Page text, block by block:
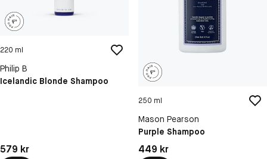
220 ml
Philip B
Icelandic Blonde Shampoo
Pris: 579 kr
579 kr
250 ml
Mason Pearson
Purple Shampoo
Pris: 449 kr
449 kr